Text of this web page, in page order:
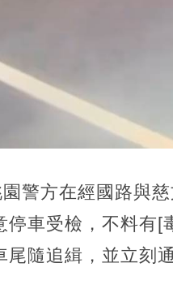
警方在經國路與
車受檢，不料有[
隨追緝，並立刻